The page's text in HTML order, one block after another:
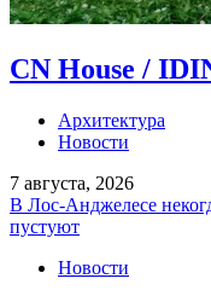
CN House /
Архитектура
Новости
7 августа, 2026
В Лос-Анджелесе
пустуют
Новости